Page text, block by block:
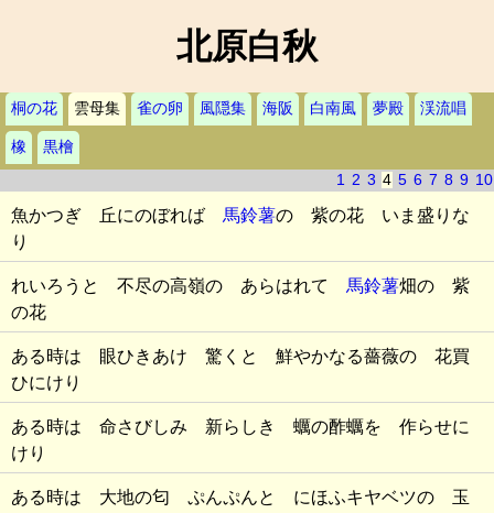
北原白秋
桐の花 雲母集 雀の卵 風隠集 海阪 白南風 夢殿 渓流唱
橡
黒檜
1 2 3 4 5 6 7 8 9 10
魚かつぎ 丘にのぼれば 馬鈴薯の 紫の花 いま盛りな
り
れいろうと 不尽の高嶺の あらはれて 馬鈴薯畑の 紫
の花
ある時は 眼ひきあけ 驚くと 鮮やかなる薔薇の 花買
ひにけり
ある時は 命さびしみ 新らしき 蠣の酢蠣を 作らせに
けり
ある時は 大地の匂 ぷんぷんと にほふキヤベツの 玉